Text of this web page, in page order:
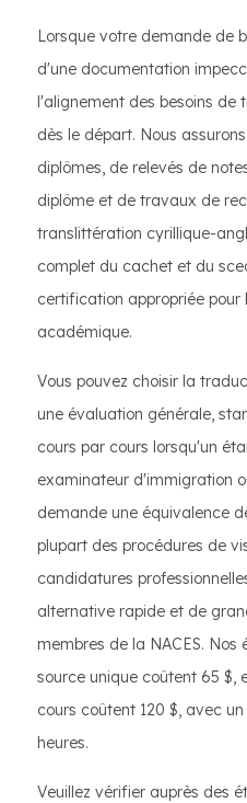
Lorsque votre demande de
d'une documentation
l'alignement des besoins de
dès le départ. Nous
diplômes, de relevés de
diplôme et de travaux de
translittération cyrillique-
complet du cachet et du
certification appropriée pour
académique.
Vous pouvez choisir la
une évaluation générale,
cours par cours lorsqu'un
examinateur d'immigration
demande une équivalence
plupart des procédures de
candidatures
alternative rapide et de
membres de la NACES.
source unique coûtent 65 $,
cours coûtent 120 $, avec
heures.
Veuillez vérifier auprès des